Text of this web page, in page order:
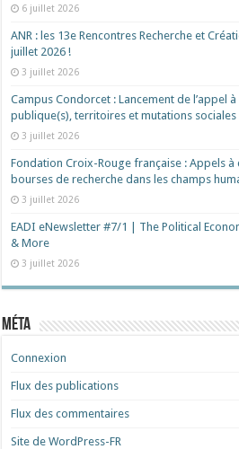
6 juillet 2026
ANR : les 13e Rencontres Recherche et
juillet 2026 !
3 juillet 2026
Campus Condorcet : Lancement de l’appel
publique(s), territoires et mutations sociales
3 juillet 2026
Fondation Croix-Rouge française : Appels
bourses de recherche dans les champs
3 juillet 2026
EADI eNewsletter #7/1 | The Political
& More
3 juillet 2026
Méta
Connexion
Flux des publications
Flux des commentaires
Site de WordPress-FR